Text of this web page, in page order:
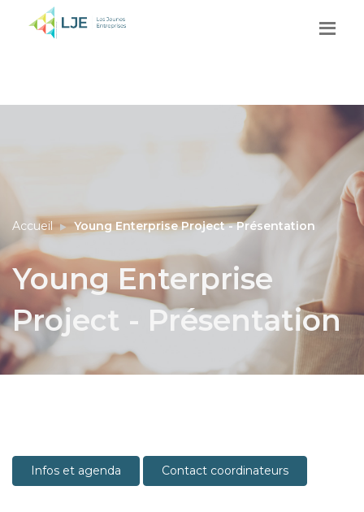
Accueil Young Enterprise Project - Présentation
Young Enterprise
Project - Présentation
Infos et agenda Contact coordinateurs